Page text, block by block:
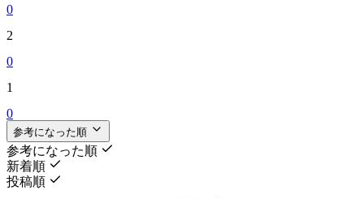
0
2
0
1
0
参考になった順
参考になった順
新着順
投稿順